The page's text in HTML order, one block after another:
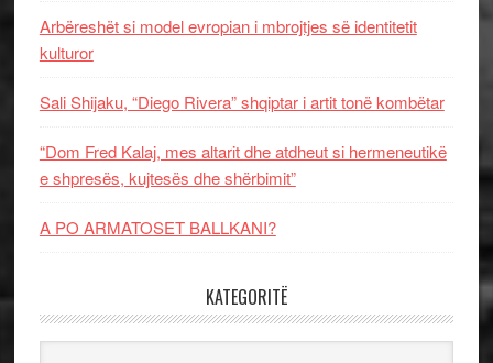
Arbëreshët si model evropian i mbrojtjes së identitetit
kulturor
Sali Shijaku, “Diego Rivera” shqiptar i artit tonë kombëtar
“Dom Fred Kalaj, mes altarit dhe atdheut si hermeneutikë
e shpresës, kujtesës dhe shërbimit”
A PO ARMATOSET BALLKANI?
KATEGORITË